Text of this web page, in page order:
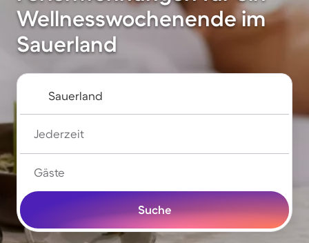
Wellnesswochenende im
Sauerland
Jederzeit
Gäste
Suche